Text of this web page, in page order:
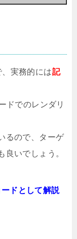
実務的には記
ドでのレンダリ
るので、ターゲ
良いでしょう。
ドとして解説